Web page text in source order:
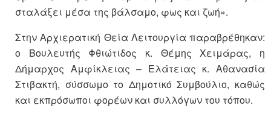
σταλάξει μέσα της βάλσαμο, φως και ζωή».
Στην Αρχιερατική Θεία Λειτουργία παραβρέθηκαν:
ο Βουλευτής Φθιώτιδος κ. Θέμης Χειμάρας, η
Δήμαρχος Αμφίκλειας – Ελάτειας κ. Αθανασία
Στιβακτή, σύσσωμο το Δημοτικό Συμβούλιο, καθώς
και εκπρόσωποι φορέων και συλλόγων του τόπου.